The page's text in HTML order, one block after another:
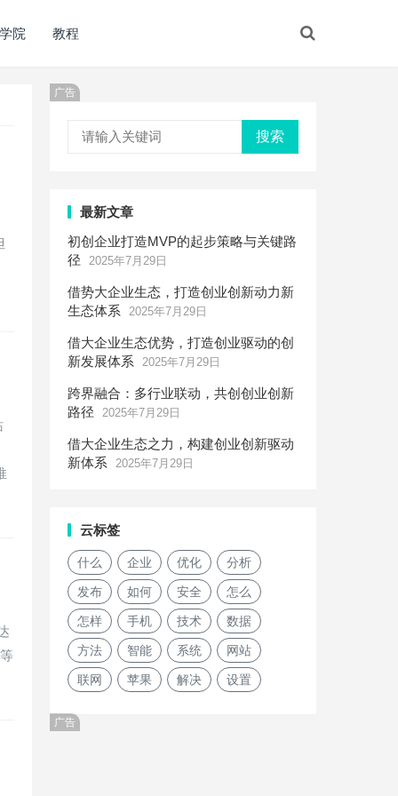
院 教程
广告
搜索
最新文章
初创企业打造MVP的起步策略与关键路
径
2025年7月29日
借势大企业生态，打造创业创新动力新
生态体系
2025年7月29日
借大企业生态优势，打造创业驱动的创
新发展体系
2025年7月29日
跨界融合：多行业联动，共创创业创新
路径
2025年7月29日
借大企业生态之力，构建创业创新驱动
新体系
2025年7月29日
云标签
什么 企业 优化 分析
发布 如何 安全 怎么
怎样 手机 技术 数据
方法 智能 系统 网站
联网 苹果 解决 设置
广告